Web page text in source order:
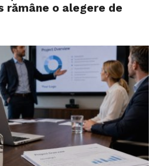
rămâne o alegere de